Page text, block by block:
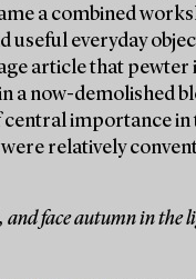
a combined
everyday
article that
a now-demolished
importance
relatively
face autumn in